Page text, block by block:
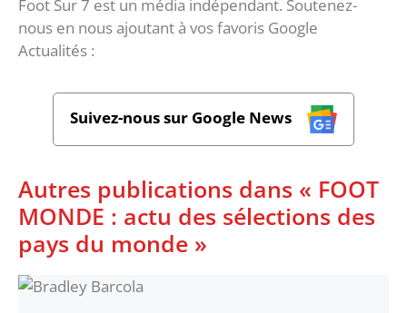
Foot Sur 7 est un média indépendant. Soutenez-
nous en nous ajoutant à vos favoris Google
Actualités :
Suivez-nous sur Google News
Autres publications dans « FOOT
MONDE : actu des sélections des
pays du monde »